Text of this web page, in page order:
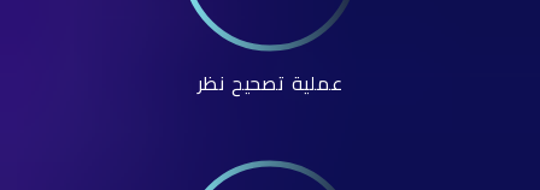
عملية تصحيح نظر